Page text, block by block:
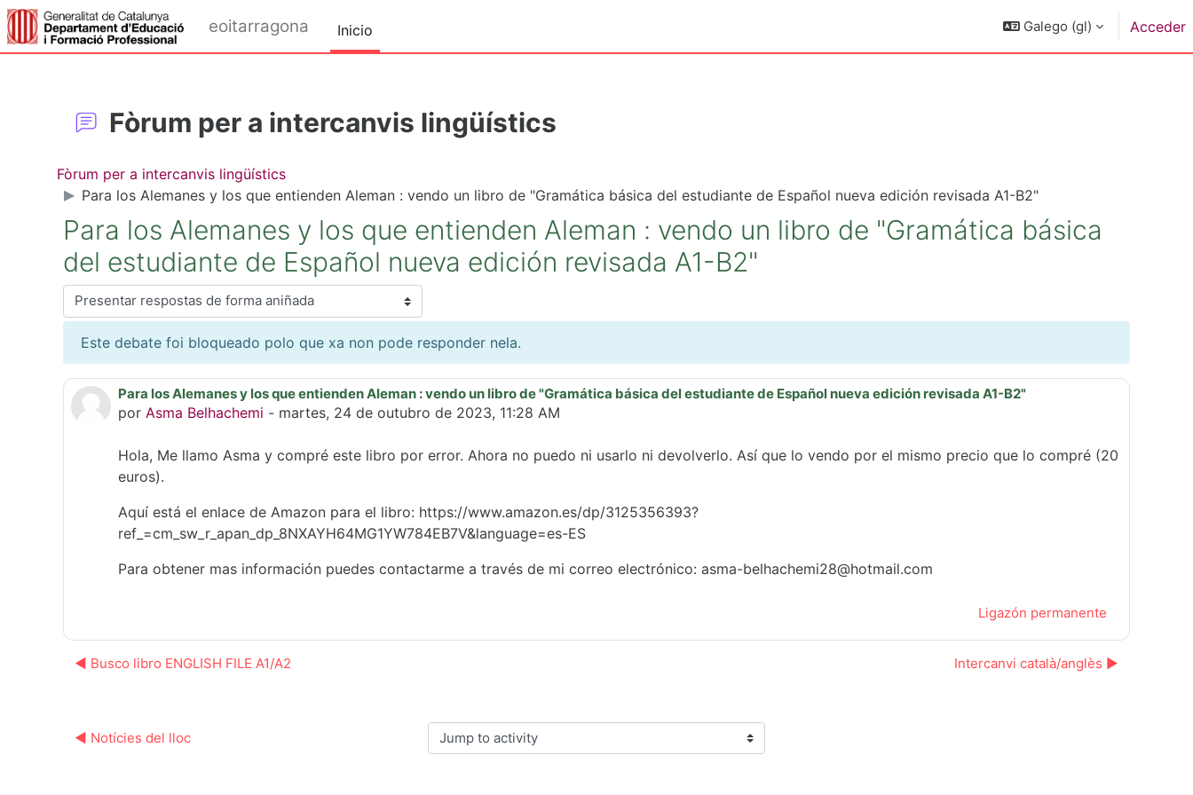
Ir ao contido principal
eoitarragona Inicio Galego ‎(gl)‎ Acceder
Fòrum per a intercanvis lingüístics
Fòrum per a intercanvis lingüístics
Para los Alemanes y los que entienden Aleman : vendo un libro de "Gramática básica del estudiante de Español nueva edición revisada A1-B2"
Para los Alemanes y los que entienden Aleman : vendo un libro de "Gramática básica
del estudiante de Español nueva edición revisada A1-B2"
Modo de presentación
Este debate foi bloqueado polo que xa non pode responder nela.
Para los Alemanes y los que entienden Aleman : vendo un libro de "Gramática básica del estudiante de Español nueva edición revisada A1-B2"
por Asma Belhachemi - martes, 24 de outubro de 2023, 11:28 AM
Número de respostas: 0
Hola, Me llamo Asma y compré este libro por error. Ahora no puedo ni usarlo ni devolverlo. Así que lo vendo por el mismo precio que lo compré (20
euros).
Aquí está el enlace de Amazon para el libro: https://www.amazon.es/dp/3125356393?
ref_=cm_sw_r_apan_dp_8NXAYH64MG1YW784EB7V&language=es-ES
Para obtener mas información puedes contactarme a través de mi correo electrónico: asma-belhachemi28@hotmail.com
Ligazón permanente
◀︎ Busco libro ENGLISH FILE A1/A2 Intercanvi català/anglès ▶︎
◀︎ Notícies del lloc
Jump to activity